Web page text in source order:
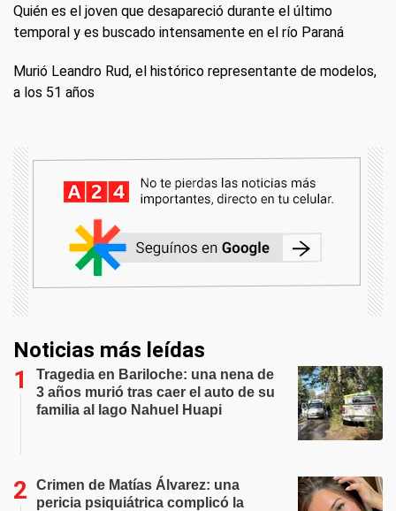
Quién es el joven que desapareció durante el último
temporal y es buscado intensamente en el río Paraná
Murió Leandro Rud, el histórico representante de modelos,
a los 51 años
Noticias más leídas
Tragedia en Bariloche: una nena de
3 años murió tras caer el auto de su
familia al lago Nahuel Huapi
Crimen de Matías Álvarez: una
pericia psiquiátrica complicó la